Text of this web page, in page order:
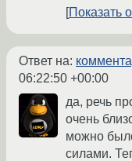
Показать
Ответ на:
06:22:50 +00:00
да, речь
очень
можно
силами.